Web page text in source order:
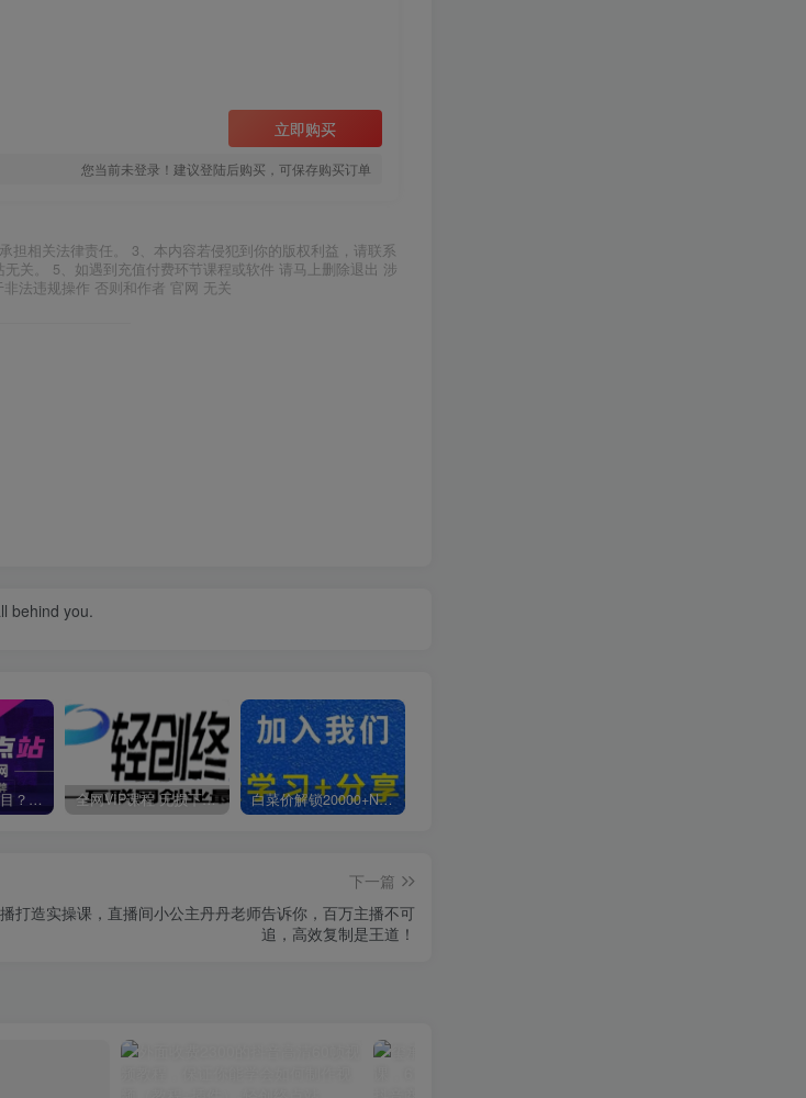
立即购买
您当前未登录！建议登陆后购买，可保存购买订单
担相关法律责任。 3、本内容若侵犯到你的版权利益，请联系
关。 5、如遇到充值付费环节课程或软件 请马上删除退出 涉
法违规操作 否则和作者 官网 无关
behind you.
你还在到处找项目？还在当韭菜？我靠卖项目一个月收入5万+，曾经我也是个失败者。 全网VIP课程 无损下载~ 白菜价解锁20000+N个赚钱机会，加入轻创终点站会员，全站资源免费学习。
下一篇
打造实操课，直播间小公主丹丹老师告诉你，百万主播不可
追，高效复制是王道！